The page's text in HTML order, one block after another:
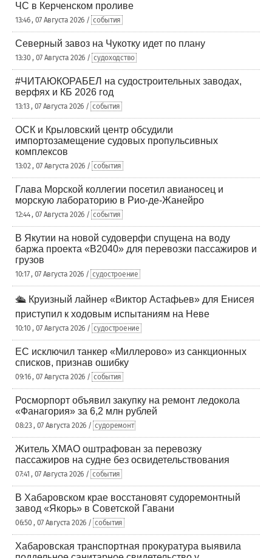
ЧС в Керченском проливе
13:46 , 07 Августа 2026 / события
Северный завоз на Чукотку идет по плану
13:30 , 07 Августа 2026 / судоходство
#ЧИТАЮКОРАБЕЛ на судостроительных заводах,
верфях и КБ 2026 год
13:13 , 07 Августа 2026 / события
ОСК и Крыловский центр обсудили
импортозамещение судовых пропульсивных
комплексов
13:02 , 07 Августа 2026 / события
Глава Морской коллегии посетил авианосец и
морскую лабораторию в Рио-де-Жанейро
12:44 , 07 Августа 2026 / события
В Якутии на новой судоверфи спущена на воду
баржа проекта «В2040» для перевозки пассажиров и
грузов
10:17 , 07 Августа 2026 / судостроение
🛳️ Круизный лайнер «Виктор Астафьев» для Енисея
приступил к ходовым испытаниям на Неве
10:10 , 07 Августа 2026 / судостроение
ЕС исключил танкер «Миллерово» из санкционных
списков, признав ошибку
09:16 , 07 Августа 2026 / события
Росморпорт объявил закупку на ремонт ледокола
«Фанагория» за 6,2 млн рублей
08:23 , 07 Августа 2026 / судоремонт
Житель ХМАО оштрафован за перевозку
пассажиров на судне без освидетельствования
07:41 , 07 Августа 2026 / события
В Хабаровском крае восстановят судоремонтный
завод «Якорь» в Советской Гавани
06:50 , 07 Августа 2026 / события
Хабаровская транспортная прокуратура выявила